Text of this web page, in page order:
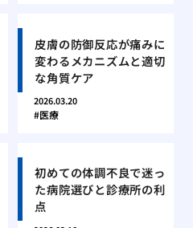
皮膚の防御反応が痛みに
変わるメカニズムと適切
な角質ケア
2026.03.20
医療
初めての体調不良で迷っ
た病院選びと診療所の利
点